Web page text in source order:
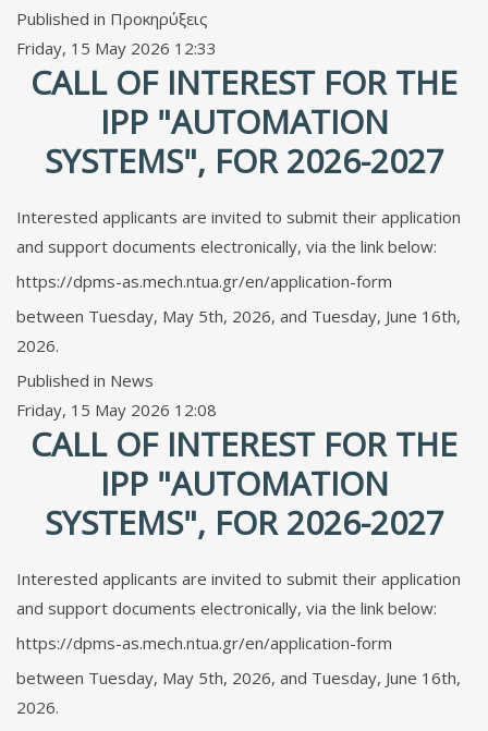
Published in Προκηρύξεις
Friday, 15 May 2026 12:33
CALL OF INTEREST FOR THE
IPP "AUTOMATION
SYSTEMS", FOR 2026-2027
Interested applicants are invited to submit their application
and support documents electronically, via the link below:
https://dpms-as.mech.ntua.gr/en/application-form
between Tuesday, May 5th, 2026, and Tuesday, June 16th,
2026.
Published in News
Friday, 15 May 2026 12:08
CALL OF INTEREST FOR THE
IPP "AUTOMATION
SYSTEMS", FOR 2026-2027
Interested applicants are invited to submit their application
and support documents electronically, via the link below:
https://dpms-as.mech.ntua.gr/en/application-form
between Tuesday, May 5th, 2026, and Tuesday, June 16th,
2026.